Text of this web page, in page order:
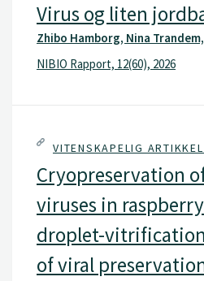
Virus og liten
Zhibo Hamborg, Nina
NIBIO Rapport, 12(60), 2026
VITENSKAPELIG
Cryopreservation
viruses in
droplet-
of viral